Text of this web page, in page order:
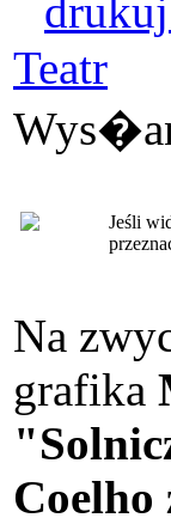
Teatr
Jeśli
Na
grafika